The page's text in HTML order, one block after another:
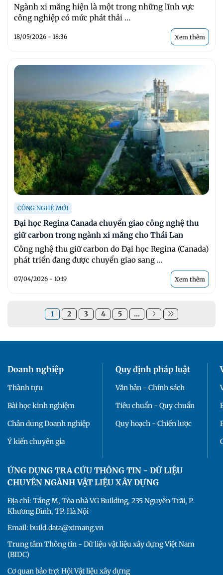
Ngành xi măng hiện là một trong những lĩnh vực
công nghiệp có mức phát thải ...
18/05/2026 - 18:36 Xem thêm
CÔNG NGHỆ MỚI
Đại học Regina Canada chuyển giao công nghệ thu
giữ carbon trong ngành xi măng cho Thái Lan
Công nghệ thu giữ carbon do Đại học Regina (Canada)
phát triển đang được chuyển giao sang ...
07/04/2026 - 10:19 Xem thêm
1 2 3 4 5 ...
Doanh nghiệp
Thành tựu
Bài học kinh nghiệm
Chân dung Doanh nghiệp
Ý kiến chuyên gia
Quy định pháp luật
Văn bản - Chính sách
Tiêu chuẩn - Quy chuẩn
Quy hoạch - Chiến lược
ỨNG DỤNG TRA CỨU THÔNG TIN - DỮ LIỆU
CHUYÊN NGÀNH VẬT LIỆU XÂY DỰNG
Địa chỉ: Tầng M, Tòa nhà VG Building, 235 Nguyễn Trãi, P.
Khương Đình, TP. Hà Nội
Email: build.data@ximang.vn
Trung tâm Thông tin - Dữ liệu vật liệu xây dựng Việt Nam
(BIDC)
Cơ quan bảo trợ: Hội Vật liệu xây dựng